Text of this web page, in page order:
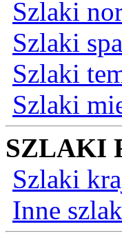
Szlaki
Szlaki
Szlaki
Szlaki
SZLAKI
Szlaki
Inne